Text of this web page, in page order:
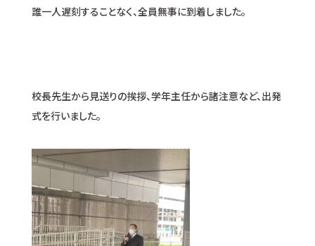
誰一人遅刻することなく、全員無事に到着しました。
校長先生から見送りの挨拶、学年主任から諸注意など、出発
式を行いました。